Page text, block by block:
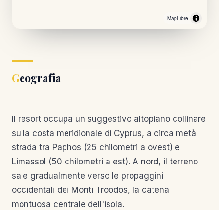
MapLibre
Geografia
Il resort occupa un suggestivo altopiano collinare
sulla costa meridionale di Cyprus, a circa metà
strada tra Paphos (25 chilometri a ovest) e
Limassol (50 chilometri a est). A nord, il terreno
sale gradualmente verso le propaggini
occidentali dei Monti Troodos, la catena
montuosa centrale dell'isola.